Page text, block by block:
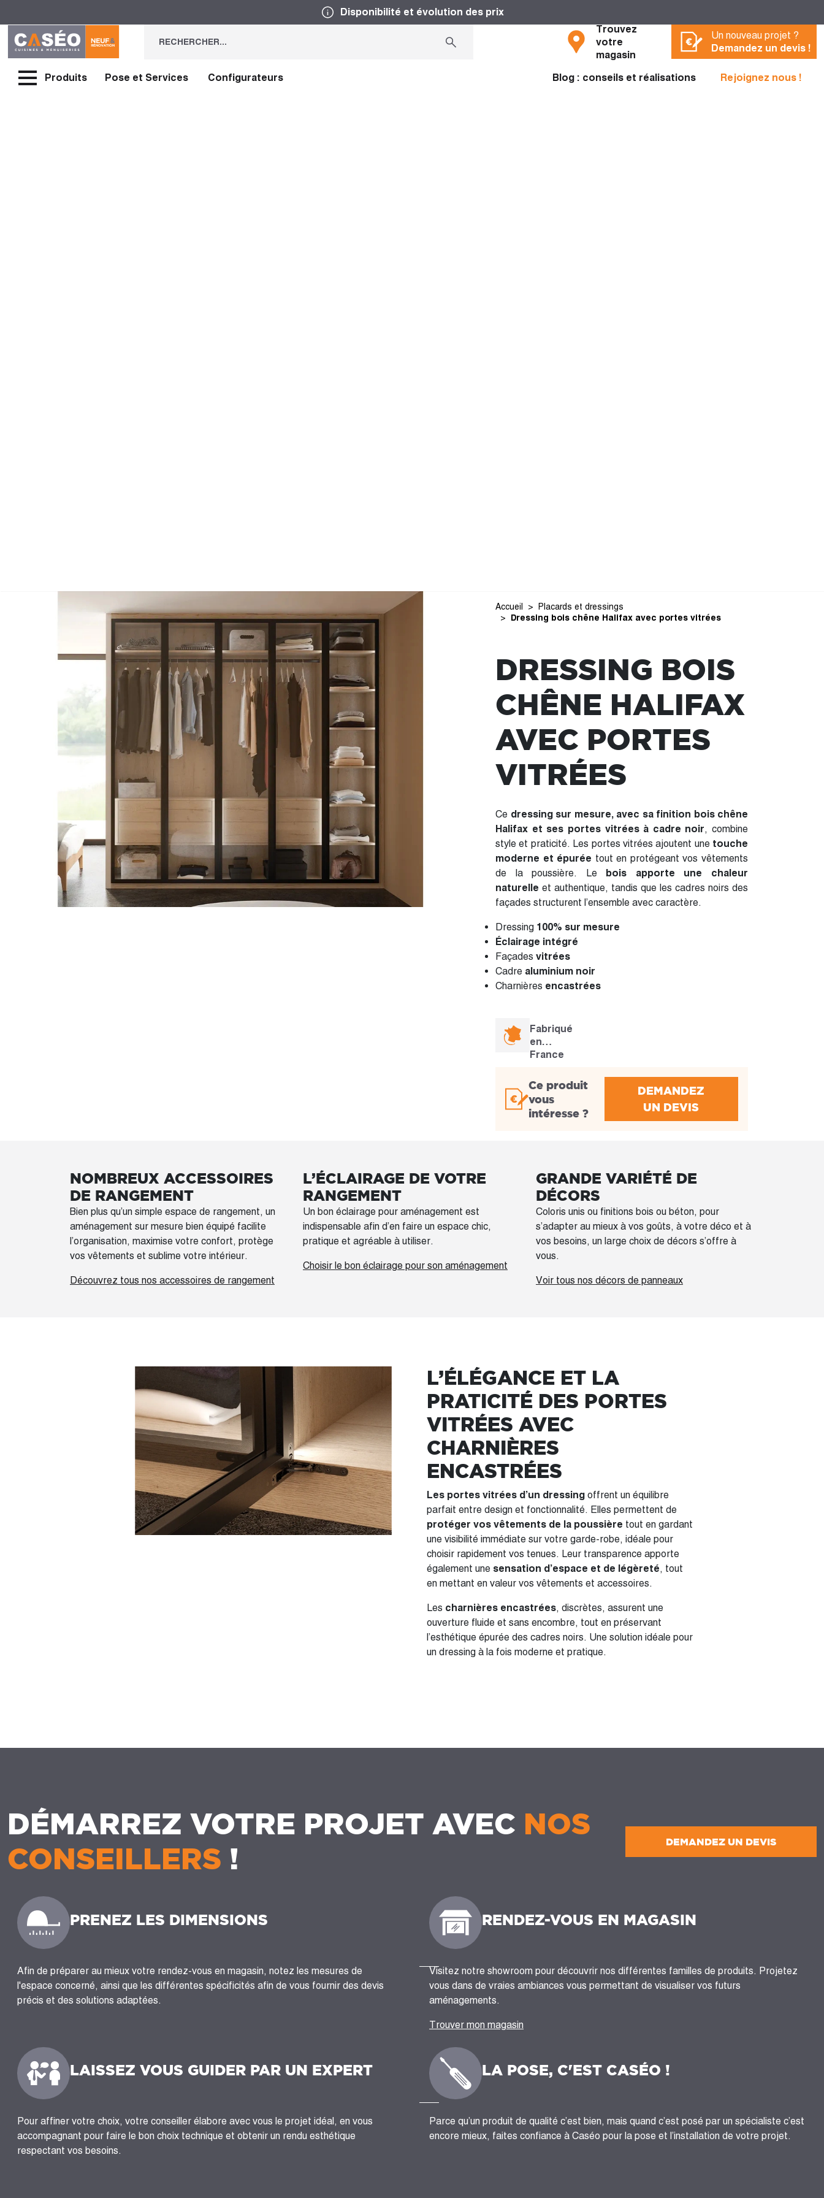
Disponibilité et évolution des prix
Trouvez
votre
magasin
Un nouveau projet ?
Demandez un devis !
Produits Pose et Services Configurateurs Blog : conseils et réalisations Rejoignez nous !
Accueil
Placards et dressings
Dressing bois chêne Halifax avec portes vitrées
DRESSING BOIS
CHÊNE HALIFAX
AVEC PORTES
VITRÉES
Ce dressing sur mesure, avec sa finition bois chêne
Halifax et ses portes vitrées à cadre noir, combine
style et praticité. Les portes vitrées ajoutent une touche
moderne et épurée tout en protégeant vos vêtements
de la poussière. Le bois apporte une chaleur
naturelle et authentique, tandis que les cadres noirs des
façades structurent l’ensemble avec caractère.
Dressing 100% sur mesure
Éclairage intégré
Façades vitrées
Cadre aluminium noir
Charnières encastrées
Fabriqué
en
France
Ce produit
vous
intéresse ?
DEMANDEZ
UN DEVIS
NOMBREUX ACCESSOIRES
DE RANGEMENT
Bien plus qu’un simple espace de rangement, un
aménagement sur mesure bien équipé facilite
l’organisation, maximise votre confort, protège
vos vêtements et sublime votre intérieur.
Découvrez tous nos accessoires de rangement
L’ÉCLAIRAGE DE VOTRE
RANGEMENT
Un bon éclairage pour aménagement est
indispensable afin d’en faire un espace chic,
pratique et agréable à utiliser.
Choisir le bon éclairage pour son aménagement
GRANDE VARIÉTÉ DE
DÉCORS
Coloris unis ou finitions bois ou béton, pour
s’adapter au mieux à vos goûts, à votre déco et à
vos besoins, un large choix de décors s’offre à
vous.
Voir tous nos décors de panneaux
L’ÉLÉGANCE ET LA
PRATICITÉ DES PORTES
VITRÉES AVEC
CHARNIÈRES
ENCASTRÉES
Les portes vitrées d’un dressing offrent un équilibre
parfait entre design et fonctionnalité. Elles permettent de
protéger vos vêtements de la poussière tout en gardant
une visibilité immédiate sur votre garde-robe, idéale pour
choisir rapidement vos tenues. Leur transparence apporte
également une sensation d’espace et de légèreté, tout
en mettant en valeur vos vêtements et accessoires.
Les charnières encastrées, discrètes, assurent une
ouverture fluide et sans encombre, tout en préservant
l’esthétique épurée des cadres noirs. Une solution idéale pour
un dressing à la fois moderne et pratique.
DÉMARREZ VOTRE PROJET AVEC NOS
CONSEILLERS ! DEMANDEZ UN DEVIS
PRENEZ LES DIMENSIONS
Afin de préparer au mieux votre rendez-vous en magasin, notez les mesures de
l'espace concerné, ainsi que les différentes spécificités afin de vous fournir des devis
précis et des solutions adaptées.
RENDEZ-VOUS EN MAGASIN
Visitez notre showroom pour découvrir nos différentes familles de produits. Projetez
vous dans de vraies ambiances vous permettant de visualiser vos futurs
aménagements.
Trouver mon magasin
LAISSEZ VOUS GUIDER PAR UN EXPERT
Pour affiner votre choix, votre conseiller élabore avec vous le projet idéal, en vous
accompagnant pour faire le bon choix technique et obtenir un rendu esthétique
respectant vos besoins.
LA POSE, C'EST CASÉO !
Parce qu’un produit de qualité c’est bien, mais quand c’est posé par un spécialiste c’est
encore mieux, faites confiance à Caséo pour la pose et l’installation de votre projet.